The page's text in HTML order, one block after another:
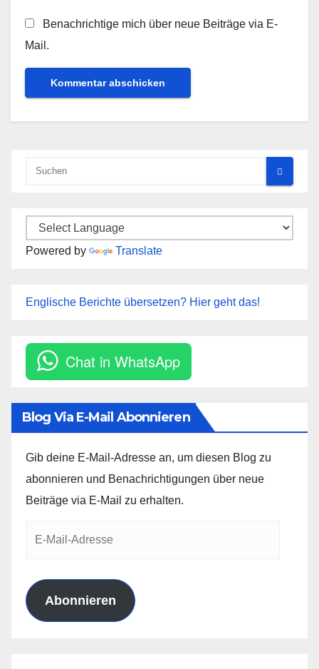
Benachrichtige mich über neue Beiträge via E-
Mail.
Powered by Translate
Englische Berichte übersetzen? Hier geht das!
Chat in WhatsApp
Blog Via E-Mail Abonnieren
Gib deine E-Mail-Adresse an, um diesen Blog zu
abonnieren und Benachrichtigungen über neue
Beiträge via E-Mail zu erhalten.
Abonnieren